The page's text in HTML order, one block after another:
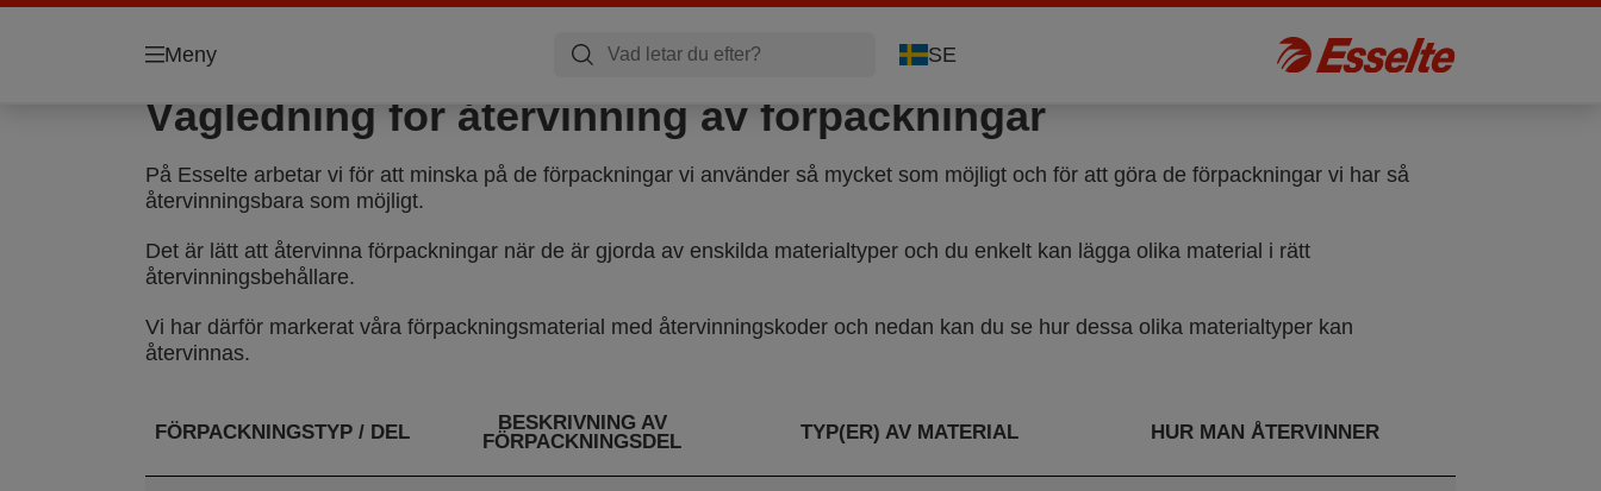
Meny SE
Vägledning för återvinning av förpackningar
På Esselte arbetar vi för att minska på de förpackningar vi använder så mycket som möjligt och för att göra de förpackningar vi har så
återvinningsbara som möjligt.
Det är lätt att återvinna förpackningar när de är gjorda av enskilda materialtyper och du enkelt kan lägga olika material i rätt
återvinningsbehållare.
Vi har därför markerat våra förpackningsmaterial med återvinningskoder och nedan kan du se hur dessa olika materialtyper kan
återvinnas.
FÖRPACKNINGSTYP / DEL
BESKRIVNING AV
FÖRPACKNINGSDEL
TYP(ER) AV MATERIAL HUR MAN ÅTERVINNER